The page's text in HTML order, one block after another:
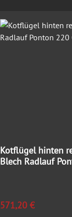
Kotflügel hinten
Blech Radlauf
Regulärer Preis:
571,20 €